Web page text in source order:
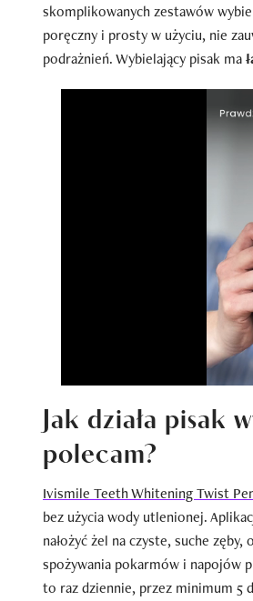
skomplikowanych zestawów
poręczny i prosty w użyciu, nie
podrażnień. Wybielający pisak ma
Jak działa pisak
polecam?
Ivismile Teeth Whitening Twist
bez użycia wody utlenionej.
nałożyć żel na czyste, suche
spożywania pokarmów i napojów
to raz dziennie, przez minimum 5